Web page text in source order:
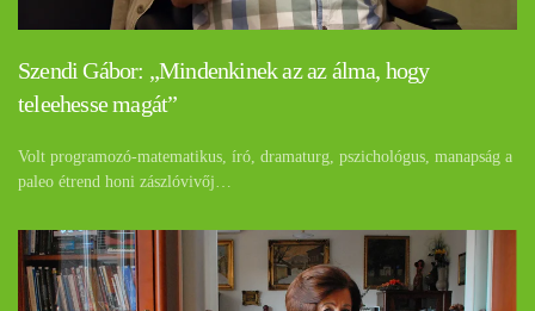
Szendi Gábor: „Mindenkinek az az álma, hogy
teleehesse magát”
Volt programozó-matematikus, író, dramaturg, pszichológus, manapság a
paleo étrend honi zászlóvivőj…